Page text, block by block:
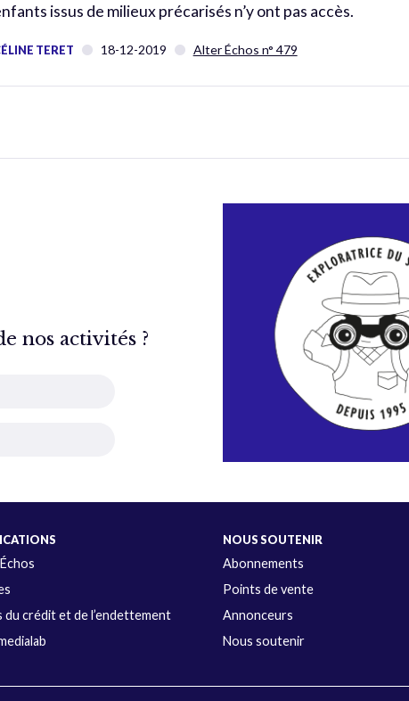
issus de milieux précarisés n’y ont pas accès.
TERET 18-12-2019 Alter Échos n° 479
nos activités ?
du crédit et de l’endettement
NOUS SOUTENIR
Abonnements
Points de vente
Annonceurs
Nous soutenir